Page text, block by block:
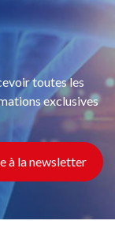
toutes les
exclusives
à la newsletter